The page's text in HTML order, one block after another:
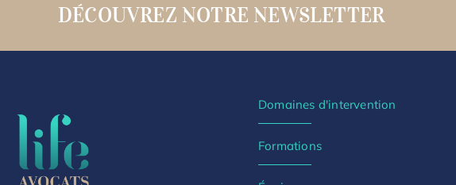
DÉCOUVREZ NOTRE NEWSLETTER
Domaines d'intervention
Formations